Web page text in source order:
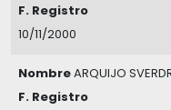
F. Registro
10/11/2000
NombreARQUIJO
F. Registro